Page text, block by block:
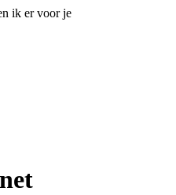
ik er voor je